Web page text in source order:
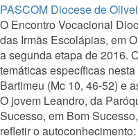
PASCOM Diocese de
O Encontro Vocacional
das Irmãs Escolápias, em
a segunda etapa de 2016.
temáticas específicas
Bartimeu (Mc 10, 46-52) e
O jovem Leandro, da
Sucesso, em Bom
refletir o